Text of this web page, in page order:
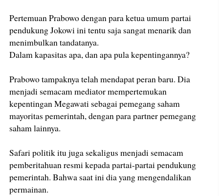
Pertemuan Prabowo dengan para ketua umum partai
pendukung Jokowi ini tentu saja sangat menarik dan
menimbulkan tandatanya.
Dalam kapasitas apa, dan apa pula kepentingannya?
Prabowo tampaknya telah mendapat peran baru. Dia
menjadi semacam mediator mempertemukan
kepentingan Megawati sebagai pemegang saham
mayoritas pemerintah, dengan para partner pemegang
saham lainnya.
Safari politik itu juga sekaligus menjadi semacam
pemberitahuan resmi kepada partai-partai pendukung
pemerintah. Bahwa saat ini dia yang mengendalikan
permainan.